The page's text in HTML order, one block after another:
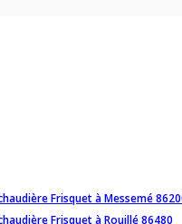
Frisquet à Messemé
Frisquet à Rouillé 86480